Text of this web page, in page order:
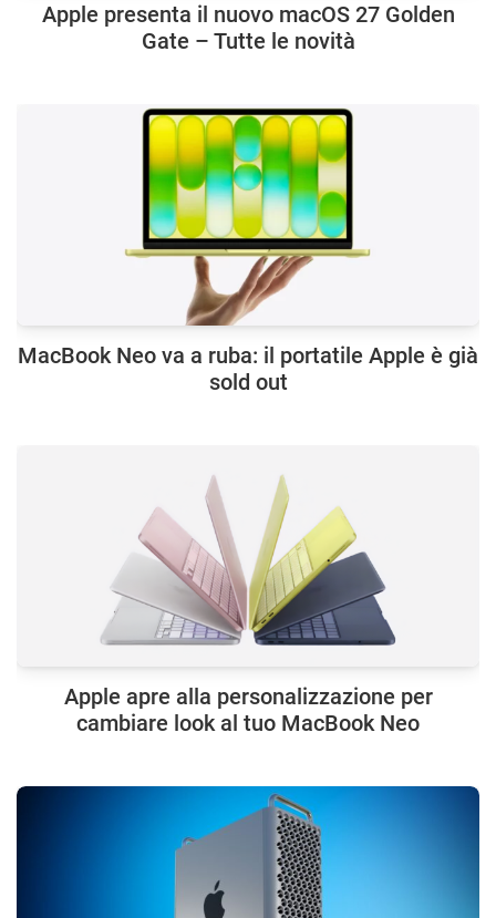
Apple presenta il nuovo macOS 27 Golden
Gate – Tutte le novità
MacBook Neo va a ruba: il portatile Apple è già
sold out
Apple apre alla personalizzazione per
cambiare look al tuo MacBook Neo